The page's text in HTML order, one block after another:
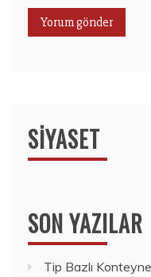
SIYASET
SON YAZILAR
Tip Bazlı